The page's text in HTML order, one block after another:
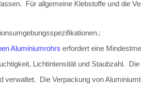
Für allgemeine Klebstoffe und die
Aluminiumrohrs erfordert eine
Lichtintensität und Staubzahl.
verwaltet. Die Verpackung von